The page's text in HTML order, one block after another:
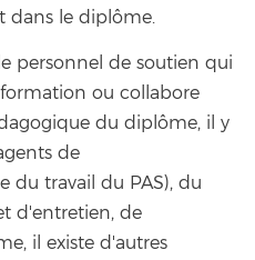
dans le diplôme.
personnel de soutien qui
ou collabore
du diplôme, il y
de
du travail du PAS), du
d'entretien, de
il existe d'autres